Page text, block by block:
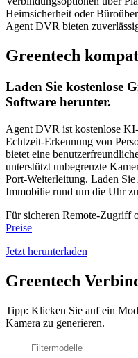
Heimsicherheit oder
Agent DVR bieten
Greentech
Laden Sie kostenlose
Software herunter.
Agent DVR ist kostenlose
Echtzeit-Erkennung von
bietet eine
unterstützt unbegrenzte
Port-Weiterleitung. Laden
Immobilie rund um die Uhr
Für sicheren Remote-Zugriff
Preise
Jetzt herunterladen
Greentech
Tipp: Klicken Sie auf ein
Kamera zu generieren.